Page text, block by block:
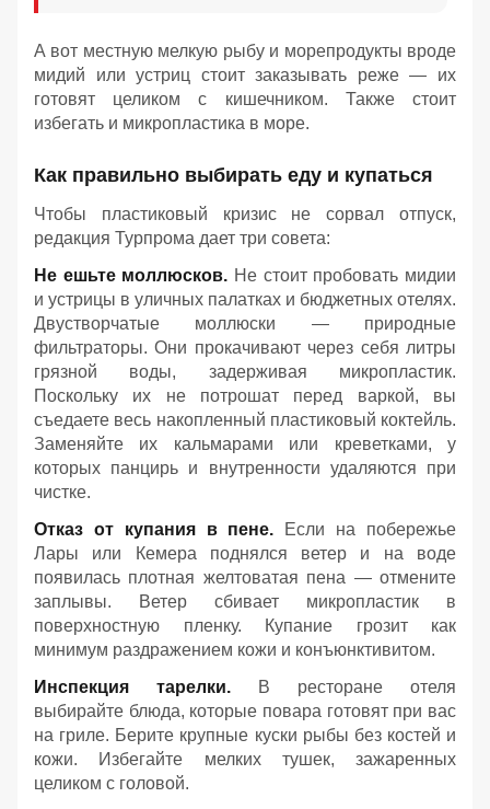
А вот местную мелкую рыбу и морепродукты вроде
мидий или устриц стоит заказывать реже — их
готовят целиком с кишечником. Также стоит
избегать и микропластика в море.
Как правильно выбирать еду и купаться
Чтобы пластиковый кризис не сорвал отпуск,
редакция Турпрома дает три совета:
Не ешьте моллюсков. Не стоит пробовать мидии
и устрицы в уличных палатках и бюджетных отелях.
Двустворчатые моллюски — природные
фильтраторы. Они прокачивают через себя литры
грязной воды, задерживая микропластик.
Поскольку их не потрошат перед варкой, вы
съедаете весь накопленный пластиковый коктейль.
Заменяйте их кальмарами или креветками, у
которых панцирь и внутренности удаляются при
чистке.
Отказ от купания в пене. Если на побережье
Лары или Кемера поднялся ветер и на воде
появилась плотная желтоватая пена — отмените
заплывы. Ветер сбивает микропластик в
поверхностную пленку. Купание грозит как
минимум раздражением кожи и конъюнктивитом.
Инспекция тарелки. В ресторане отеля
выбирайте блюда, которые повара готовят при вас
на гриле. Берите крупные куски рыбы без костей и
кожи. Избегайте мелких тушек, зажаренных
целиком с головой.